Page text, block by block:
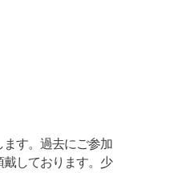
す。過去にご参加
しております。少